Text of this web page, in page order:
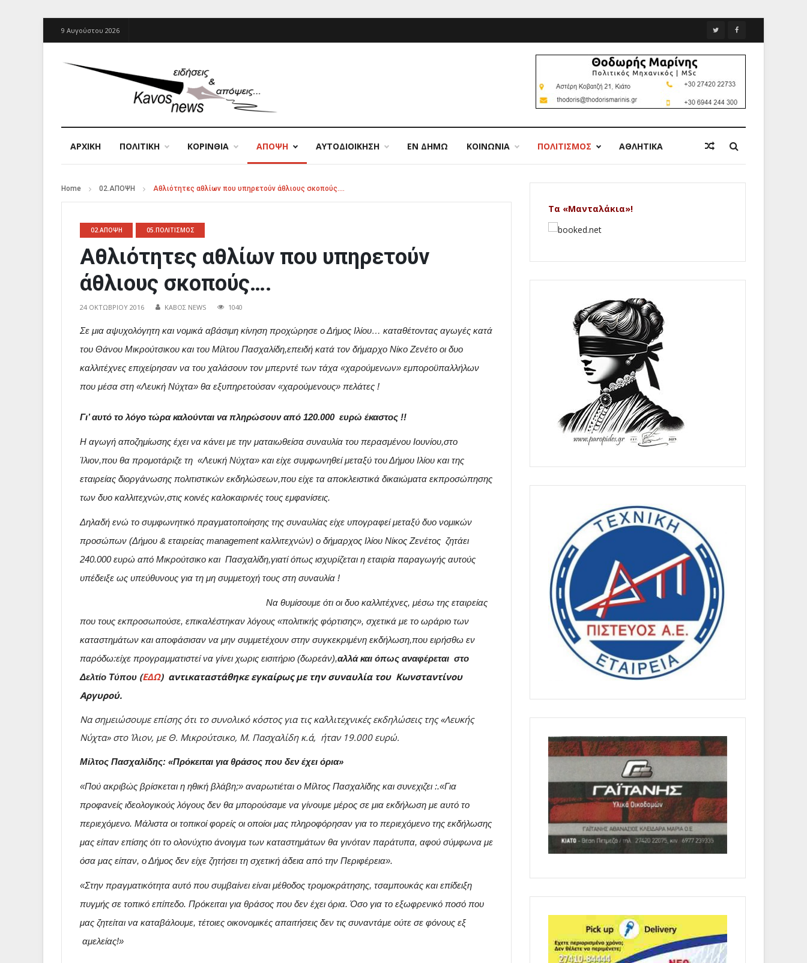
9 Αυγούστου 2026
ΑΡΧΙΚΉ ΠΟΛΙΤΙΚΗ ΚΟΡΙΝΘΙΑ ΑΠΟΨΗ ΑΥΤΟΔΙΟΙΚΗΣΗ ΕΝ ΔΗΜΩ ΚΟΙΝΩΝΙΑ ΠΟΛΙΤΙΣΜΟΣ ΑΘΛΗΤΙΚΑ
Home 02.ΑΠΟΨΗ Αθλιότητες αθλίων που υπηρετούν άθλιους σκοπούς….
02.ΑΠΟΨΗ 05.ΠΟΛΙΤΙΣΜΟΣ
Αθλιότητες αθλίων που υπηρετούν
άθλιους σκοπούς….
24 ΟΚΤΩΒΡΊΟΥ 2016 ΚΑΒΟΣ NEWS 1040
Σε μια αψυχολόγητη και νομικά αβάσιμη κίνηση προχώρησε ο Δήμος Ιλίου… καταθέτοντας αγωγές κατά
του Θάνου Μικρούτσικου και του Μίλτου Πασχαλίδη,επειδή κατά τον δήμαρχο Νίκο Ζενέτο οι δυο
καλλιτέχνες επιχείρησαν να του χαλάσουν τον μπερντέ των τάχα «χαρούμενων» εμποροϋπαλλήλων
που μέσα στη «Λευκή Νύχτα» θα εξυπηρετούσαν «χαρούμενους» πελάτες !
Γι’ αυτό το λόγο τώρα καλούνται να πληρώσουν από 120.000 ευρώ έκαστος !!
Η αγωγή αποζημίωσης έχει να κάνει με την ματαιωθείσα συναυλία του περασμένου Ιουνίου,στο
Ίλιον,που θα προμοτάριζε τη «Λευκή Νύχτα» και είχε συμφωνηθεί μεταξύ του Δήμου Ιλίου και της
εταιρείας διοργάνωσης πολιτιστικών εκδηλώσεων,που είχε τα αποκλειστικά δικαιώματα εκπροσώπησης
των δυο καλλιτεχνών,στις κοινές καλοκαιρινές τους εμφανίσεις.
Δηλαδή ενώ το συμφωνητικό πραγματοποίησης της συναυλίας είχε υπογραφεί μεταξύ δυο νομικών
προσώπων (Δήμου & εταιρείας management καλλιτεχνών) ο δήμαρχος Ιλίου Νίκος Ζενέτος ζητάει
240.000 ευρώ από Μικρούτσικο και Πασχαλίδη,γιατί όπως ισχυρίζεται η εταιρία παραγωγής αυτούς
υπέδειξε ως υπεύθυνους για τη μη συμμετοχή τους στη συναυλία !
Να θυμίσουμε ότι οι δυο καλλιτέχνες, μέσω της εταιρείας
που τους εκπροσωπούσε, επικαλέστηκαν λόγους «πολιτικής φόρτισης», σχετικά με το ωράριο των
καταστημάτων και αποφάσισαν να μην συμμετέχουν στην συγκεκριμένη εκδήλωση,που ειρήσθω εν
παρόδω:είχε προγραμματιστεί να γίνει χωρις εισιτήριο (δωρεάν),αλλά και όπως αναφέρεται στο
Δελτίο Τύπου (ΕΔΩ)αντικαταστάθηκε εγκαίρως με την συναυλία του Κωνσταντίνου
Αργυρού.
Να σημειώσουμε επίσης ότι το συνολικό κόστος για τις καλλιτεχνικές εκδηλώσεις της «Λευκής
Νύχτα» στο Ίλιον, με Θ. Μικρούτσικο, Μ. Πασχαλίδη κ.ά, ήταν 19.000 ευρώ.
Mίλτος Πασχαλίδης: «Πρόκειται για θράσος που δεν έχει όρια»
«Πού ακριβώς βρίσκεται η ηθική βλάβη;» αναρωτιέται ο Μίλτος Πασχαλίδης και συνεχιζει :.«Για
προφανείς ιδεολογικούς λόγους δεν θα μπορούσαμε να γίνουμε μέρος σε μια εκδήλωση με αυτό το
περιεχόμενο. Μάλιστα οι τοπικοί φορείς οι οποίοι μας πληροφόρησαν για το περιεχόμενο της εκδήλωσης
μας είπαν επίσης ότι το ολονύχτιο άνοιγμα των καταστημάτων θα γινόταν παράτυπα, αφού σύμφωνα με
όσα μας είπαν, ο Δήμος δεν είχε ζητήσει τη σχετική άδεια από την Περιφέρεια».
«Στην πραγματικότητα αυτό που συμβαίνει είναι μέθοδος τρομοκράτησης, τσαμπουκάς και επίδειξη
πυγμής σε τοπικό επίπεδο. Πρόκειται για θράσος που δεν έχει όρια. Όσο για το εξωφρενικό ποσό που
μας ζητείται να καταβάλουμε, τέτοιες οικονομικές απαιτήσεις δεν τις συναντάμε ούτε σε φόνους εξ
αμελείας!»
Τα «Μανταλάκια»!